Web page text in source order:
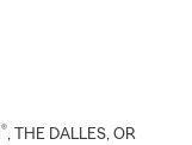
®, THE DALLES, OR